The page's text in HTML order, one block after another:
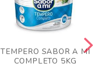
TEMPERO SABOR A MI
COMPLETO 5KG